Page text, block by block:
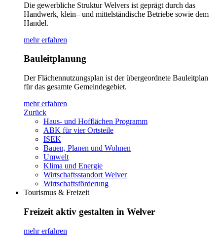
Die gewerbliche Struktur Welvers ist geprägt durch das
Handwerk, klein– und mittelständische Betriebe sowie dem
Handel.
mehr erfahren
Bauleitplanung
Der Flächennutzungsplan ist der übergeordnete Bauleitplan
für das gesamte Gemeindegebiet.
mehr erfahren
Zurück
Haus- und Hofflächen Programm
ABK für vier Ortsteile
ISEK
Bauen, Planen und Wohnen
Umwelt
Klima und Energie
Wirtschaftsstandort Welver
Wirtschaftsförderung
Tourismus & Freizeit
Freizeit aktiv gestalten in Welver
mehr erfahren